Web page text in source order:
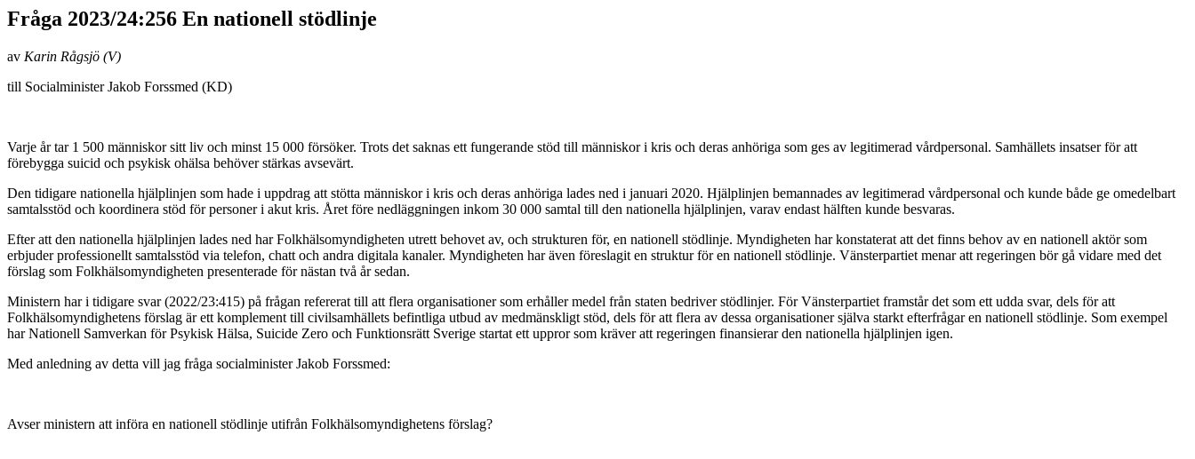
Fråga 2023/24:256 En nationell stödlinje
av Karin Rågsjö (V)
till Socialminister Jakob Forssmed (KD)
Varje år tar 1 500 människor sitt liv och minst 15 000 försöker. Trots det saknas ett fungerande stöd till människor i kris och deras anhöriga som ges av legitimerad vårdpersonal. Samhällets insatser för att
förebygga suicid och psykisk ohälsa behöver stärkas avsevärt.
Den tidigare nationella hjälplinjen som hade i uppdrag att stötta människor i kris och deras anhöriga lades ned i januari 2020. Hjälplinjen bemannades av legitimerad vårdpersonal och kunde både ge omedelbart
samtalsstöd och koordinera stöd för personer i akut kris. Året före nedläggningen inkom 30 000 samtal till den nationella hjälplinjen, varav endast hälften kunde besvaras.
Efter att den nationella hjälplinjen lades ned har Folkhälsomyndigheten utrett behovet av, och strukturen för, en nationell stödlinje. Myndigheten har konstaterat att det finns behov av en nationell aktör som
erbjuder professionellt samtalsstöd via telefon, chatt och andra digitala kanaler. Myndigheten har även föreslagit en struktur för en nationell stödlinje. Vänsterpartiet menar att regeringen bör gå vidare med det
förslag som Folkhälsomyndigheten presenterade för nästan två år sedan.
Ministern har i tidigare svar (2022/23:415) på frågan refererat till att flera organisationer som erhåller medel från staten bedriver stödlinjer. För Vänsterpartiet framstår det som ett udda svar, dels för att
Folkhälsomyndighetens förslag är ett komplement till civilsamhällets befintliga utbud av medmänskligt stöd, dels för att flera av dessa organisationer själva starkt efterfrågar en nationell stödlinje. Som exempel
har Nationell Samverkan för Psykisk Hälsa, Suicide Zero och Funktionsrätt Sverige startat ett uppror som kräver att regeringen finansierar den nationella hjälplinjen igen.
Med anledning av detta vill jag fråga socialminister Jakob Forssmed:
Avser ministern att införa en nationell stödlinje utifrån Folkhälsomyndighetens förslag?